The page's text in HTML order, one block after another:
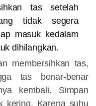
tas setelah
tidak segera
masuk kedalam
dihilangkan.
membersihkan tas,
tas benar-benar
kembali. Simpan
kering. Karena suhu